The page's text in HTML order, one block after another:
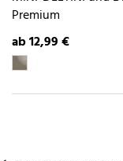
Premium
ab 12,99 €